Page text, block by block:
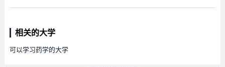
相关的大学
可以学习药学的大学